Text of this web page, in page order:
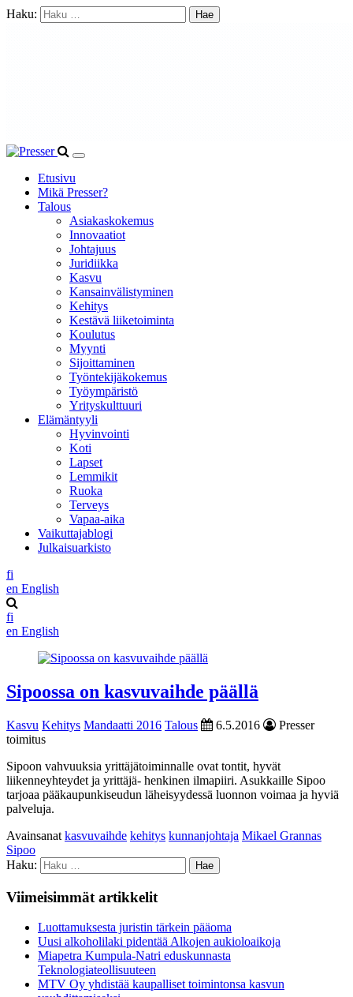
Haku:
Etusivu
Mikä Presser?
Talous
Asiakaskokemus
Innovaatiot
Johtajuus
Juridiikka
Kasvu
Kansainvälistyminen
Kehitys
Kestävä liiketoiminta
Koulutus
Myynti
Sijoittaminen
Työntekijäkokemus
Työympäristö
Yrityskulttuuri
Elämäntyyli
Hyvinvointi
Koti
Lapset
Lemmikit
Ruoka
Terveys
Vapaa-aika
Vaikuttajablogi
Julkaisuarkisto
fi
en English
fi
en English
Sipoossa on kasvuvaihde päällä
Kasvu Kehitys Mandaatti 2016 Talous 6.5.2016
Presser
toimitus
Sipoon vahvuuksia yrittäjätoiminnalle ovat tontit, hyvät
liikenneyhteydet ja yrittäjä- henkinen ilmapiiri. Asukkaille Sipoo
tarjoaa pääkaupunkiseudun läheisyydessä luonnon voimaa ja hyviä
palveluja.
Avainsanat kasvuvaihde kehitys kunnanjohtaja Mikael Grannas
Sipoo
Haku:
Viimeisimmät artikkelit
Luottamuksesta juristin tärkein pääoma
Uusi alkoholilaki pidentää Alkojen aukioloaikoja
Miapetra Kumpula-Natri eduskunnasta
Teknologiateollisuuteen
MTV Oy yhdistää kaupalliset toimintonsa kasvun